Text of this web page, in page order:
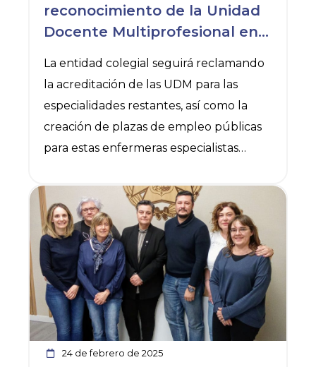
divulgadores en los medios de
comunicación españoles, por
reconocimiento de la Unidad
Docente Multiprofesional en
formar a enfermeras
especialistas en La Rioja
La entidad colegial seguirá reclamando
la acreditación de las UDM para las
especialidades restantes, así como la
creación de plazas de empleo públicas
para estas enfermeras especialistas
celebra la reciente acreditación de la
Unidad Docente Multiprofesional de
Pediatría del SERIS, porque permite
formar a enfermeras especialistas en
pediatría en La Rioja y supone un gran
paso hacia un futuro más prometedor
para la sanidad riojana.
Para la presidenta del Colegio, Alicia
Ibáñez, este reconocimiento representa
24 de febrero de 2025
Ver noticia